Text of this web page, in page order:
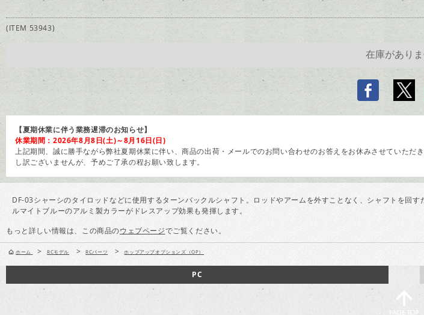
(ITEM 53943)
【夏期休業に伴う業務遅滞のお知らせ】
休業期間：2026年8月8日(土)～8月16日(日)
上記期間、誠に勝手ながら弊社夏期休業に伴い、商品の出荷・メールでのお問い合わせのお答えをお休みさせていた
し訳ございませんが、予めご了承の程お願い致します。
DF-03シャーシのタイロッドなどに使用するターンバックルシャフト。ロッドやアームを外すことなく、シャフトを回
ルマイトブルーのアルミ製カラーがドレスアップ効果も発揮します。
もっと詳しい情報は、この商品のウェブページでご覧ください。
ホーム > RCモデル > RCパーツ > ホップアップオプションズ（OP）
PC